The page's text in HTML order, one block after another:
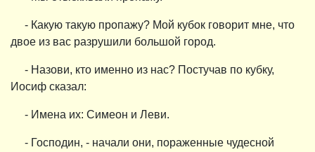
- Какую такую пропажу? Мой кубок говорит мне, что
двое из вас разрушили большой город.
- Назови, кто именно из нас? Постучав по кубку,
Иосиф сказал:
- Имена их: Симеон и Леви.
- Господин, - начали они, пораженные чудесной